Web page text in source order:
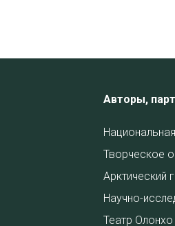
Авторы,
Творческое
Арктический
Научно-
Театр Олонхо